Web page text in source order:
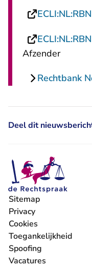
Afzender
Rechtbank
Deel dit
Sitemap
Privacy
Cookies
Toegankelijkheid
Spoofing
Vacatures
- U verlaat